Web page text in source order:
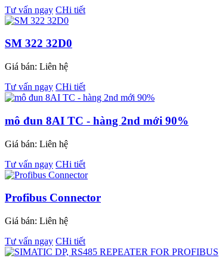
Tư vấn ngay CHi tiết
SM 322 32D0
Giá bán: Liên hệ
Tư vấn ngay CHi tiết
mô đun 8AI TC - hàng 2nd mới 90%
Giá bán: Liên hệ
Tư vấn ngay CHi tiết
Profibus Connector
Giá bán: Liên hệ
Tư vấn ngay CHi tiết